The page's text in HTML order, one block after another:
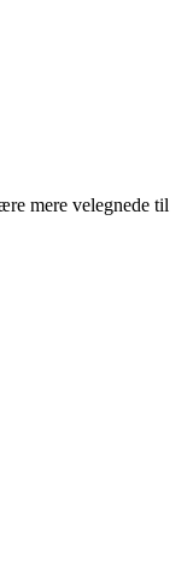
mere velegnede til